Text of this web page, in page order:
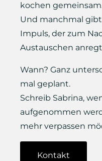
kochen
Und manchmal
Impuls, der zum
Austauschen
Wann? Ganz
mal geplant.
Schreib Sabrina,
aufgenommen
mehr verpassen
Kontakt